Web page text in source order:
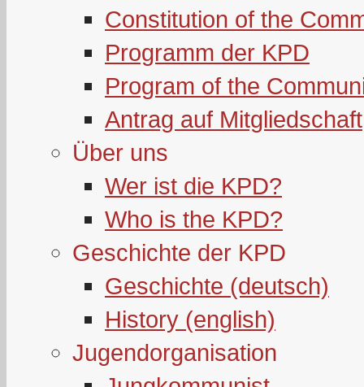
Constitution of the
Programm der KPD
Program of the
Antrag auf Mitgliedschaft
Über uns
Wer ist die KPD?
Who is the KPD?
Geschichte der KPD
Geschichte (deutsch)
History (english)
Jugendorganisation